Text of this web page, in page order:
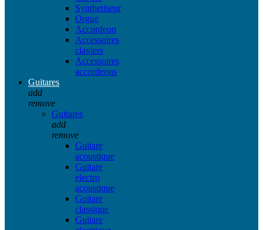
Synthetiseur
Orgue
Accordeon
Accessoires
claviers
Accessoires
accordeons
Guitares
add
remove
Guitares
add
remove
Guitare
acoustique
Guitare
electro
acoustique
Guitare
classique
Guitare